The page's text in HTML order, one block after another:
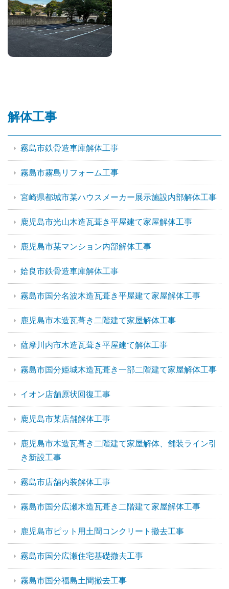
解体工事
霧島市鉄骨造車庫解体工事
霧島市霧島リフォーム工事
宮崎県都城市某ハウスメーカー展示施設内部解体工事
鹿児島市光山木造瓦葺き平屋建て家屋解体工事
鹿児島市某マンション内部解体工事
姶良市鉄骨造車庫解体工事
霧島市国分名波木造瓦葺き平屋建て家屋解体工事
鹿児島市木造瓦葺き二階建て家屋解体工事
薩摩川内市木造瓦葺き平屋建て解体工事
霧島市国分姫城木造瓦葺き一部二階建て家屋解体工事
イオン店舗原状回復工事
鹿児島市某店舗解体工事
鹿児島市木造瓦葺き二階建て家屋解体、舗装ライン引
き新設工事
霧島市店舗内装解体工事
霧島市国分広瀬木造瓦葺き二階建て家屋解体工事
鹿児島市ピット用土間コンクリート撤去工事
霧島市国分広瀬住宅基礎撤去工事
霧島市国分福島土間撤去工事